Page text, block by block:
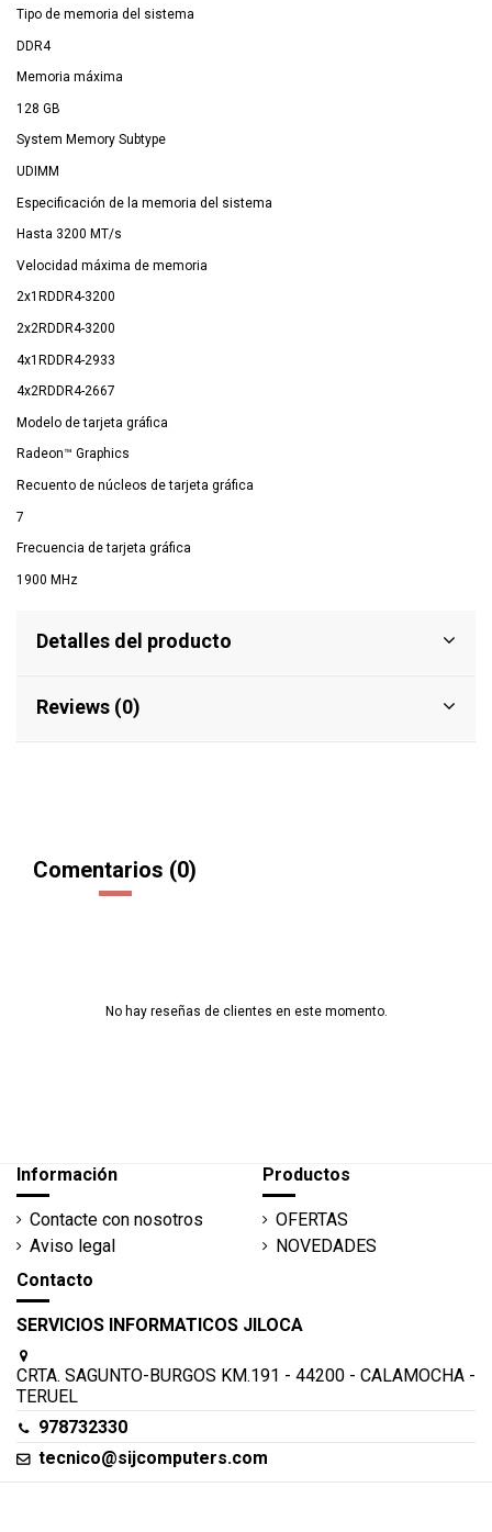
Tipo de memoria del sistema
DDR4
Memoria máxima
128 GB
System Memory Subtype
UDIMM
Especificación de la memoria del sistema
Hasta 3200 MT/s
Velocidad máxima de memoria
2x1RDDR4-3200
2x2RDDR4-3200
4x1RDDR4-2933
4x2RDDR4-2667
Modelo de tarjeta gráfica
Radeon™ Graphics
Recuento de núcleos de tarjeta gráfica
7
Frecuencia de tarjeta gráfica
1900 MHz
Detalles del producto
Reviews (0)
Comentarios (0)
No hay reseñas de clientes en este momento.
Información
Contacte con nosotros
Aviso legal
Productos
OFERTAS
NOVEDADES
Contacto
SERVICIOS INFORMATICOS JILOCA
CRTA. SAGUNTO-BURGOS KM.191 - 44200 - CALAMOCHA -
TERUEL
978732330
tecnico@sijcomputers.com